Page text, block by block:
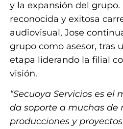
y la expansión del grupo.
reconocida y exitosa
audiovisual, Jose
grupo como asesor, tras
etapa liderando la filial
visión.
“Secuoya Servicios es el
da soporte a muchas de
producciones y